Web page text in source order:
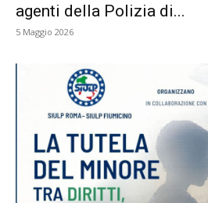
agenti della Polizia di...
5 Maggio 2026